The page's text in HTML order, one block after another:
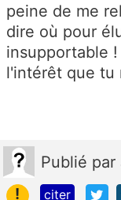
peine de me
dire où pour
insupportable
l'intérêt que tu
Publié par
!
citer